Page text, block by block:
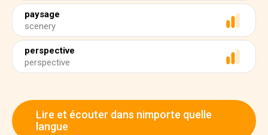
paysage
scenery
perspective
perspective
Lire et écouter dans nimporte quelle
langue